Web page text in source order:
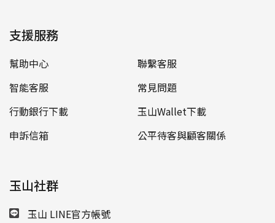
支援服務
幫助中心
聯繫客服
智能客服
常見問題
行動銀行下載
玉山Wallet下載
申訴信箱
公平待客與顧客關係
玉山社群
玉山 LINE官方帳號